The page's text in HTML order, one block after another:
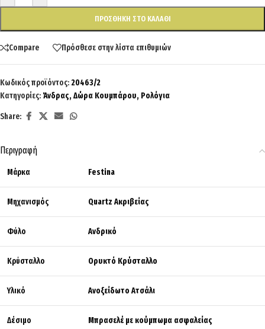
ΠΡΟΣΘΉΚΗ ΣΤΟ ΚΑΛΆΘΙ
Compare Πρόσθεσε στην λίστα επιθυμιών
Κωδικός προϊόντος:20463/2
Κατηγορίες: Άνδρας,Δώρα Κουμπάρου, Ρολόγια
Share:
Περιγραφή
Μάρκα Festina
Μηχανισμός Quartz Ακριβείας
Φύλο Ανδρικό
Κρύσταλλο Ορυκτό Κρύσταλλο
Υλικό Ανοξείδωτο Ατσάλι
Δέσιμο Μπρασελέ με κούμπωμα ασφαλείας